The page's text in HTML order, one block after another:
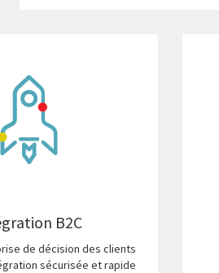
B2C
de décision des clients
sécurisée et rapide